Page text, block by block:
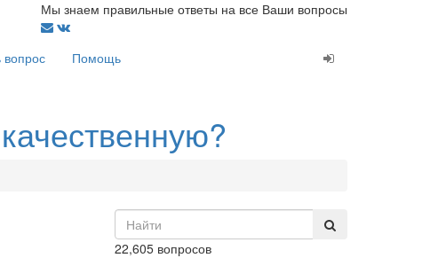
Мы знаем правильные ответы на все Ваши вопросы
вопрос Помощь
22,605вопросов